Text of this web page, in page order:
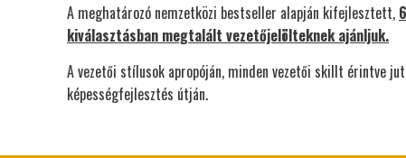
A meghatározó nemzetközi bestseller alapján kifejlesztett,
kiválasztásban megtalált vezetőjelölteknek ajánljuk.
A vezetői stílusok apropóján, minden vezetői skillt érintve
képességfejlesztés útján.